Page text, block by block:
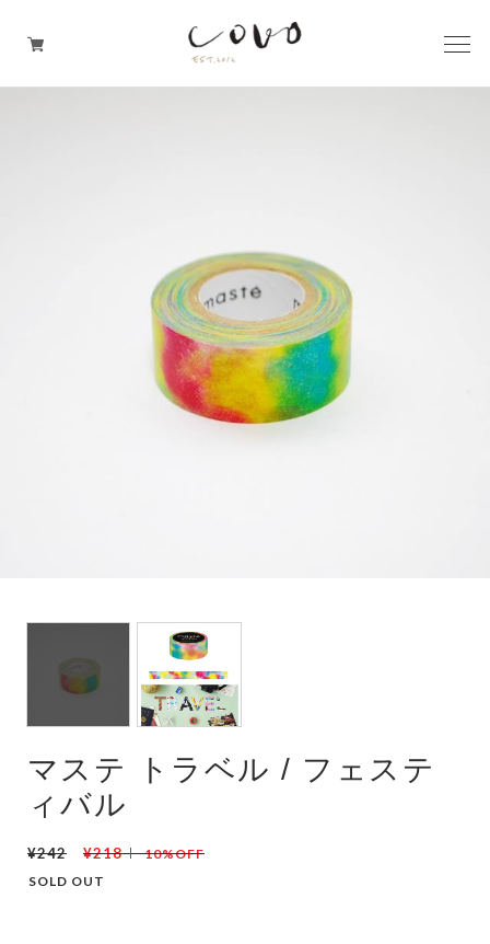
TRAVELER'S notebook
covo design
その他の暮らしの道具
マステ トラベル / フェステ
ィバル
¥242 ¥218
10%OFF
SOLD OUT